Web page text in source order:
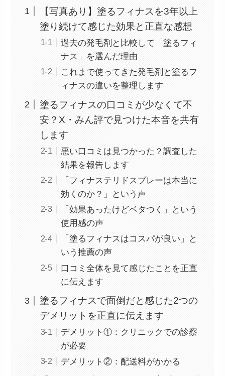
【写真あり】塗るフィナスを3年以上
塗り続けて感じた効果と正直な感想
過去の発毛剤と比較して「塗るフィ
ナス」を選んだ理由
これまで使ってきた発毛剤と塗るフ
ィナスの違いを整理します
塗るフィナスの口コミが少なくて不
安？X・みん評で見つけた本音を共有
します
悪い口コミは見つかった？調査した
結果を報告します
「フィナステリドスプレーは本当に
効くのか？」という声
「効果あったけどベタつく」という
使用感の声
「塗るフィナスはコスパが良い」と
いう推薦の声
口コミ全体を見て感じたことを正直
に伝えます
塗るフィナスで面倒だと感じた2つの
デメリットを正直に伝えます
デメリット①：クリニックでの診察
が必要
デメリット②：配送料がかかる